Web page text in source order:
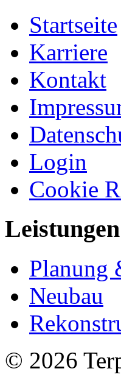
Startseite
Karriere
Kontakt
Login
Cookie
Leistungen
Planung
Neubau
© 2026